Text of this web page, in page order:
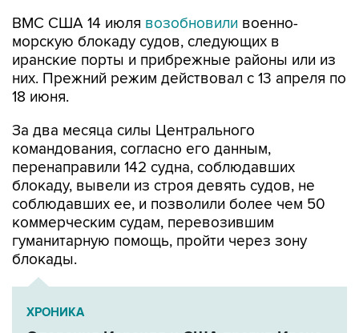
ВМС США 14 июля возобновили военно-
морскую блокаду судов, следующих в
иранские порты и прибрежные районы или из
них. Прежний режим действовал с 13 апреля по
18 июня.
За два месяца силы Центрального
командования, согласно его данным,
перенаправили 142 судна, соблюдавших
блокаду, вывели из строя девять судов, не
соблюдавших ее, и позволили более чем 50
коммерческим судам, перевозившим
гуманитарную помощь, пройти через зону
блокады.
ХРОНИКА